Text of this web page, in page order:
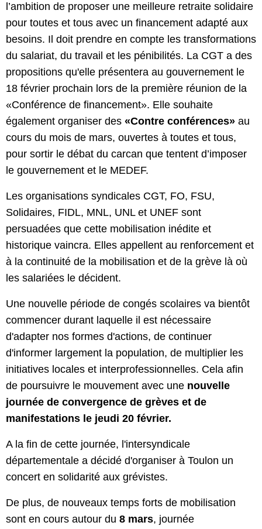
l’ambition de proposer une meilleure retraite solidaire
pour toutes et tous avec un financement adapté aux
besoins. Il doit prendre en compte les transformations
du salariat, du travail et les pénibilités. La CGT a des
propositions qu'elle présentera au gouvernement le
18 février prochain lors de la première réunion de la
«Conférence de financement». Elle souhaite
également organiser des «Contre conférences» au
cours du mois de mars, ouvertes à toutes et tous,
pour sortir le débat du carcan que tentent d’imposer
le gouvernement et le MEDEF.
Les organisations syndicales CGT, FO, FSU,
Solidaires, FIDL, MNL, UNL et UNEF sont
persuadées que cette mobilisation inédite et
historique vaincra. Elles appellent au renforcement et
à la continuité de la mobilisation et de la grève là où
les salariées le décident.
Une nouvelle période de congés scolaires va bientôt
commencer durant laquelle il est nécessaire
d'adapter nos formes d'actions, de continuer
d'informer largement la population, de multiplier les
initiatives locales et interprofessionnelles. Cela afin
de poursuivre le mouvement avec une nouvelle
journée de convergence de grèves et de
manifestations le jeudi 20 février.
A la fin de cette journée, l'intersyndicale
départementale a décidé d'organiser à Toulon un
concert en solidarité aux grévistes.
De plus, de nouveaux temps forts de mobilisation
sont en cours autour du 8 mars, journée